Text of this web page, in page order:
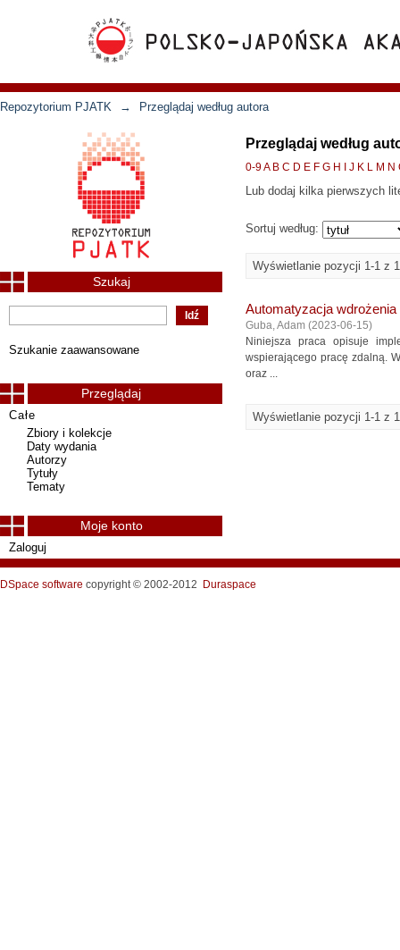
Repozytorium PJATK → Przeglądaj według autora
Przeglądaj według
0-9A B C D E F G H J K L M N
Lub dodaj kilka pierwszych
Sortuj według:
Wyświetlanie pozycji 1-1 z 1
Automatyzacja
Guba, Adam (2023-06-15)
Niniejsza praca opisuje
wspierającego pracę zdalną.
oraz ...
Wyświetlanie pozycji 1-1 z 1
Szukaj
Szukanie zaawansowane
Przeglądaj
Całe
Zbiory i kolekcje
Daty wydania
Autorzy
Tytuły
Tematy
Moje konto
Zaloguj
DSpace software copyright © 2002-2012 Duraspace